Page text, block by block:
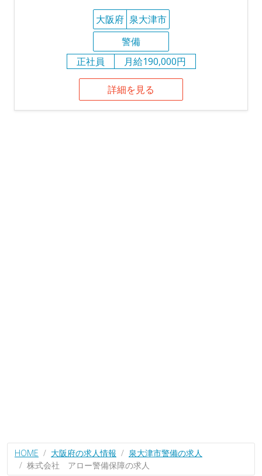
大阪府 泉大津市
警備
正社員
月給190,000円
詳細を見る
HOME 大阪府の求人情報
泉大津市警備の求人
株式会社 アロー警備保障の求人